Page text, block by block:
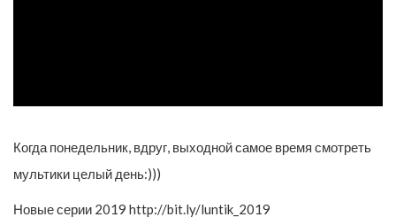
Когда понедельник, вдруг, выходной самое время смотреть
мультики целый день:)))
Новые серии 2019 http://bit.ly/luntik_2019